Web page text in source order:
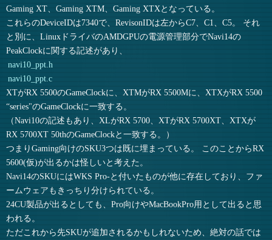
Gaming XT、Gaming XTM、Gaming XTXとなっている。
これらのDeviceIDは7340で、RevisonIDは左からC7、C1、C5。 それ
と別に、LinuxドライバのAMDGPUの電源管理部分でNavi14の
PeakClockに関する記述があり、
navi10_ppt.h
navi10_ppt.c
XTがRX 5500のGameClockに、XTMがRX 5500Mに、XTXがRX 5500
“series"のGameClockに一致する。
（Navi10の記述もあり、XLがRX 5700、XTがRX 5700XT、XTXが
RX 5700XT 50thのGameClockと一致する。）
つまりGaming向けのSKU3つは既に埋まっている。 このことからRX
5600(仮)が出るかは怪しいと考えた。
Navi14のSKUにはWKS Pro-と付いたものが他に存在しており、ファ
ームウェアもきっちり分けられている。
24CU製品が出るとしても、Pro向けやMacBookPro用として出ると思
われる。
ただこれから先SKUが追加されるかもしれないため、絶対の話では